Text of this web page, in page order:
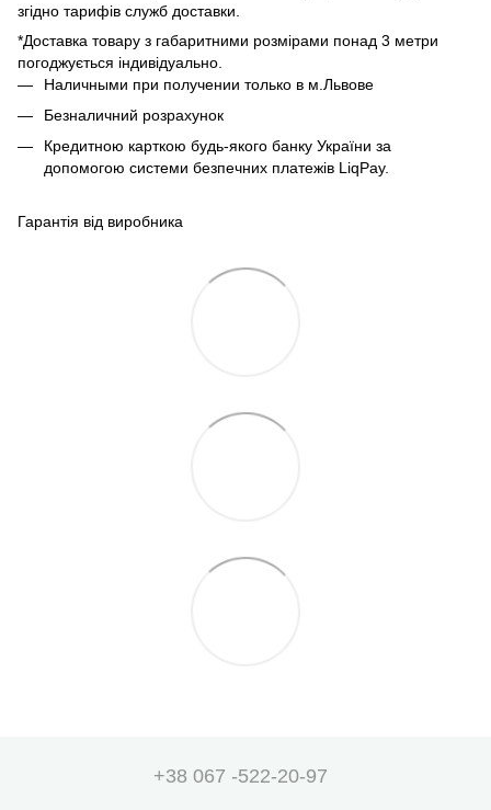
згідно тарифів служб доставки.
*Доставка товару з габаритними розмірами понад 3 метри
погоджується індивідуально.
Наличными при получении только в м.Львове
Безналичний розрахунок
Кредитною карткою будь-якого банку України за
допомогою системи безпечних платежів LiqPay.
Гарантія від виробника
+38 067 -522-20-97